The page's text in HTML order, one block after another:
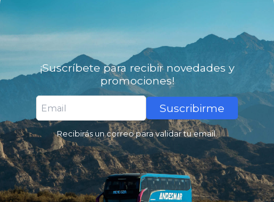
¡Suscríbete para recibir novedades y
promociones!
Suscribirme
Recibirás un correo para validar tu email.